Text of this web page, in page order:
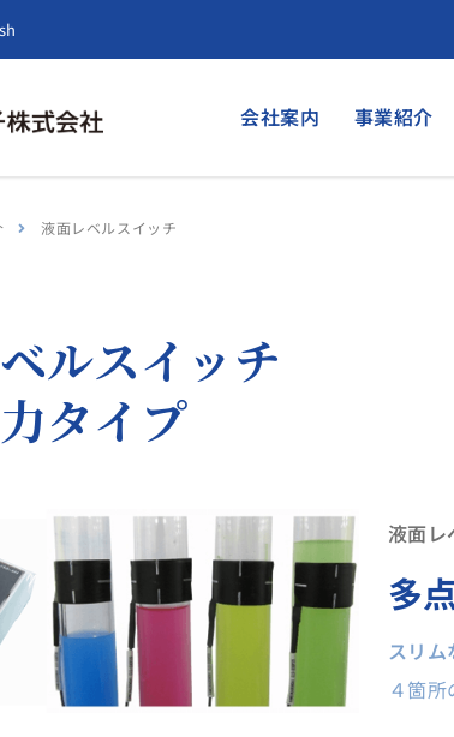
会社案内 事業紹介
液面レベルスイッチ
ルスイッチ
タイプ
液面レ
多
スリム
４箇